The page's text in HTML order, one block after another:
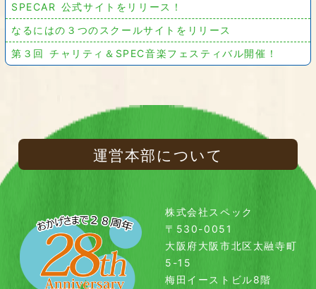
SPECAR 公式サイトをリリース！
なるにはの３つのスクールサイトをリリース
第３回 チャリティ＆SPEC音楽フェスティバル開催！
運営本部について
株式会社スペック
〒530-0051
大阪府大阪市北区太融寺町
5-15
梅田イーストビル8階